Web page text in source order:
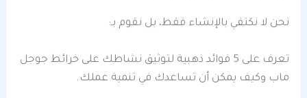
نحن لا نكتفي بالإنشاء فقط، بل نقوم بـ:
تعرف على 5 فوائد ذهبية لتوثيق نشاطك على خرائط جوجل
ماب وكيف يمكن أن تساعدك في تنمية عملك.